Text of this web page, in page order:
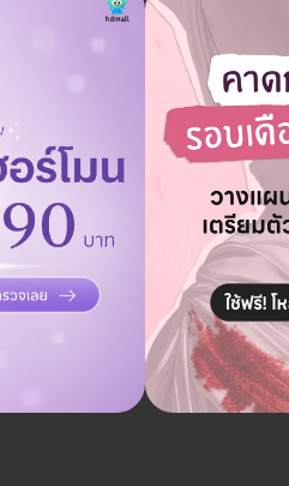
รวจติดตามหลังการทำฟิลเลอร์
งเข้ารับการตรวจติดตาม แต่หากมีอาการผิดปกติ
แพทย์ทันที.
รับรูปหน้าได้อย่างไรบ้าง?
หน้าได้โดยการฉีดฟิลเลอร์ในบริเวณที่ต้องการ
อหน้าผาก.